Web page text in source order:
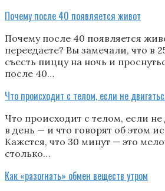
Почему после 40 появляется живот
Почему после 40 появляется
переедаете? Вы замечали, что в
съесть пиццу на ночь и
после 40…
Что происходит с телом, если не
Что происходит с телом, если не
в день — и что говорят об этом
Кажется, что 30 минут — это
столько…
Как «разогнать» обмен веществ утром